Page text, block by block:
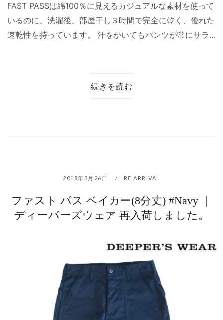
FAST PASSは綿100％に見えるカジュアルな素材を使って
いるのに、洗濯後、部屋干し３時間で完全に乾く、優れた
速乾性を持っています。 汗をかいてもパンツが常にサラ...
続きを読む
2018年3月26日 RE ARRIVAL
ファスト パス ベイカー(8分丈) #Navy ｜
ディーパーズウェア 再入荷しました。